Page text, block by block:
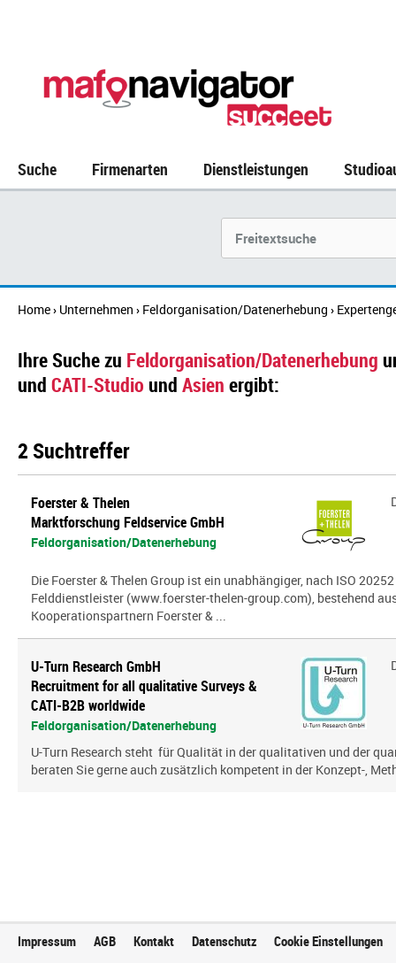
Suche Firmenarten Dienstleistungen
Home› Unternehmen › Feldorganisation/Datenerhebung ›
Ihre Suche zu Feldorganisation/Datenerhebung
und CATI-Studio und Asien ergibt:
2 Suchtreffer
Foerster & Thelen
Marktforschung Feldservice GmbH
Feldorganisation/Datenerhebung
Die Foerster & Thelen Group ist ein unabhängiger, nach ISO
Felddienstleister (www.foerster-thelen-group.com), bestehend
Kooperationspartnern Foerster & ...
U-Turn Research GmbH
Recruitment for all qualitative Surveys &
CATI-B2B worldwide
Feldorganisation/Datenerhebung
U-Turn Research steht für Qualität in der qualitativen und der
beraten Sie gerne auch zusätzlich kompetent in der Konzept-,
Impressum AGB Kontakt Datenschutz Cookie Einstellungen